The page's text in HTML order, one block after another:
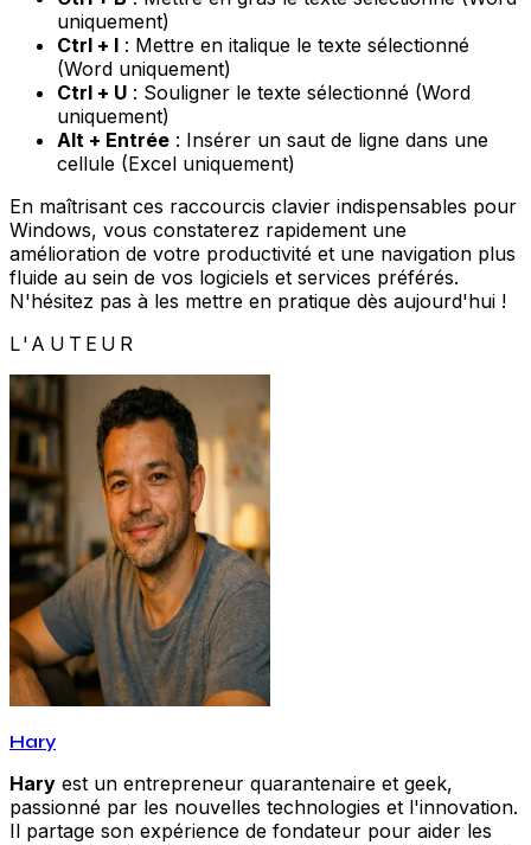
uniquement)
Ctrl + I : Mettre en italique le texte sélectionné
(Word uniquement)
Ctrl + U : Souligner le texte sélectionné (Word
uniquement)
Alt + Entrée : Insérer un saut de ligne dans une
cellule (Excel uniquement)
En maîtrisant ces raccourcis clavier indispensables pour
Windows, vous constaterez rapidement une
amélioration de votre productivité et une navigation plus
fluide au sein de vos logiciels et services préférés.
N'hésitez pas à les mettre en pratique dès aujourd'hui !
L'AUTEUR
Hary
Hary est un entrepreneur quarantenaire et geek,
passionné par les nouvelles technologies et l'innovation.
Il partage son expérience de fondateur pour aider les